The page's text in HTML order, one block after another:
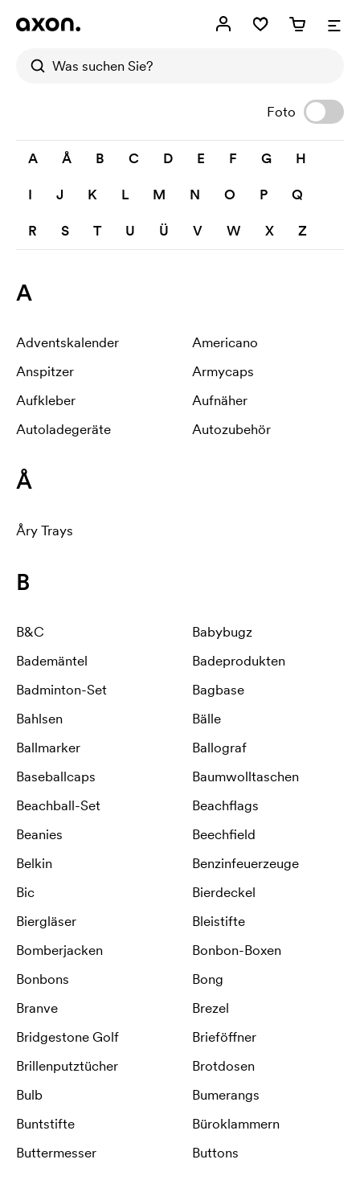
Foto
A Å B C D E F G H
I J K L M N O P Q
R S T U Ü V W X Z
A
Adventskalender
Americano
Anspitzer
Armycaps
Aufkleber
Aufnäher
Autoladegeräte
Autozubehör
Å
Åry Trays
B
B&C
Babybugz
Bademäntel
Badeprodukten
Badminton-Set
Bagbase
Bahlsen
Bälle
Ballmarker
Ballograf
Baseballcaps
Baumwolltaschen
Beachball-Set
Beachflags
Beanies
Beechfield
Belkin
Benzinfeuerzeuge
Bic
Bierdeckel
Biergläser
Bleistifte
Bomberjacken
Bonbon-Boxen
Bonbons
Bong
Branve
Brezel
Bridgestone Golf
Brieföffner
Brillenputztücher
Brotdosen
Bulb
Bumerangs
Buntstifte
Büroklammern
Buttermesser
Buttons